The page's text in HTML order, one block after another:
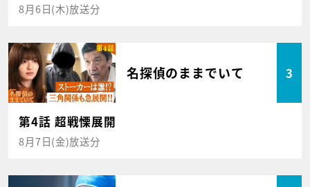
8月6日(木)放送分
名探偵のままでいて 3
第4話 超戦慄展開
8月7日(金)放送分